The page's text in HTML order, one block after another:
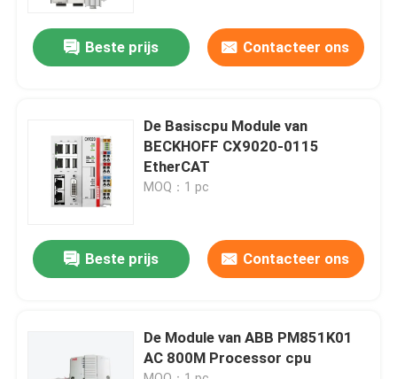
Over ons
Kwaliteitscontrole
Neem contact met ons op
Vraag een offerte
ABB PLC-modules
Beste prijs Contacteer ons
De Basiscpu Module van
BECKHOFF CX9020-0115
EtherCAT
MOQ：1 pc
Beste prijs Contacteer ons
De Module van ABB PM851K01
AC 800M Processor cpu